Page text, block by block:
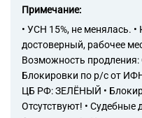
Примечание:
• УСН 15%, не менялась.
достоверный, рабочее
Возможность продления:
Блокировки по р/с от
ЦБ РФ: ЗЕЛЁНЫЙ •
Отсутствуют! • Судебные